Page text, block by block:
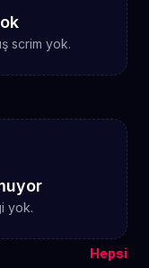
scrim yok.
yok.
Hepsi